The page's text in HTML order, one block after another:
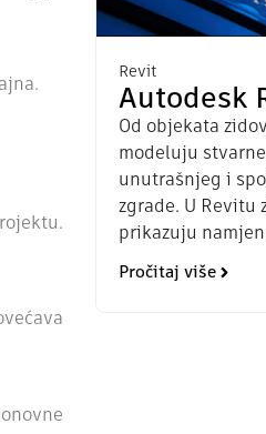
Revit
Autodesk
Od objekata
modeluju
unutrašnjeg i
zgrade. U Revitu
prikazuju
Pročitaj više